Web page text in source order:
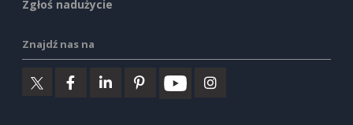
Zgłoś nadużycie
Znajdź nas na